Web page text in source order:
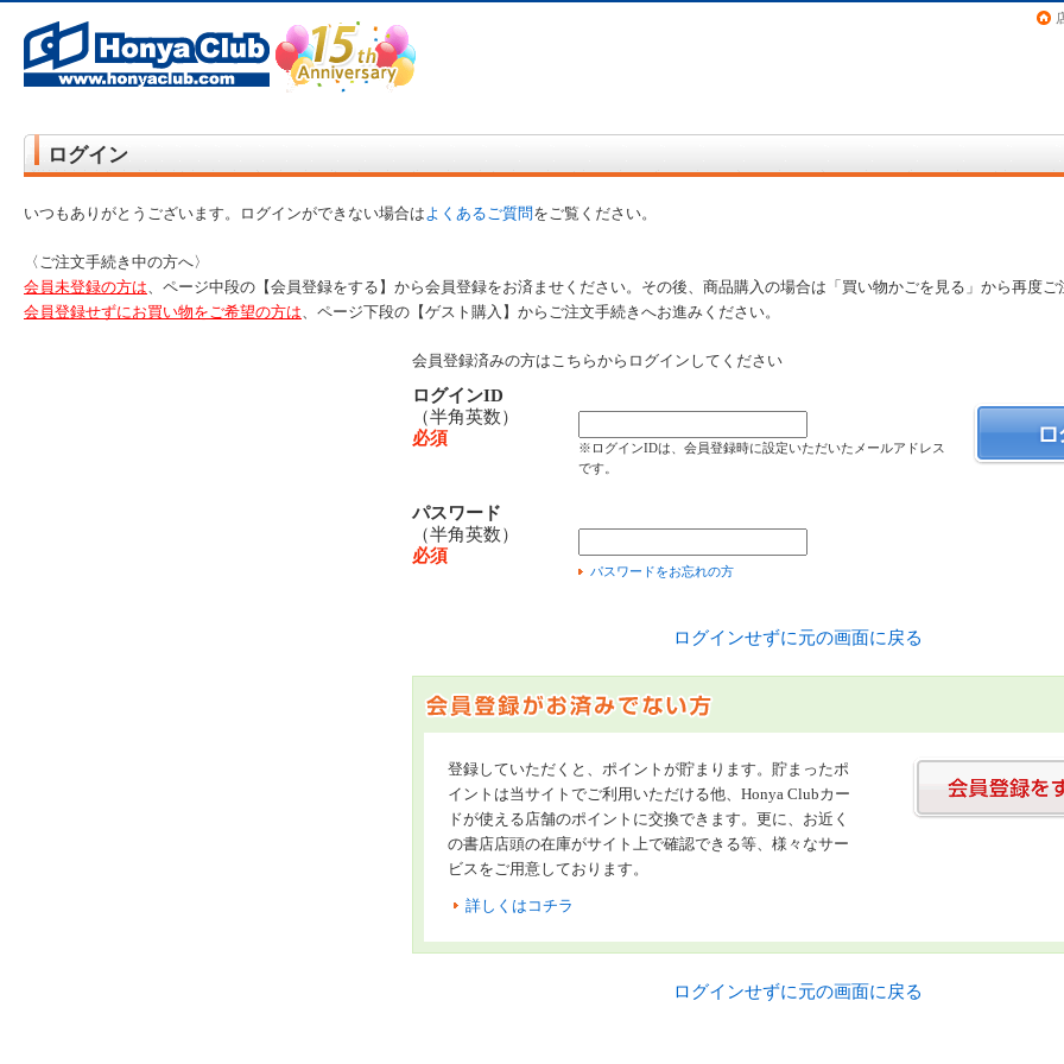
ログイン
いつもありがとうございます。ログインができない場合はよくあるご質問をご覧ください。
〈ご注文手続き中の方へ〉
会員未登録の方は、ページ中段の【会員登録をする】から会員登録をお済ませください。その後、商品購入の場合は「買い物かごを見る」から再度ご
会員登録せずにお買い物をご希望の方は、ページ下段の【ゲスト購入】からご注文手続きへお進みください。
会員登録済みの方はこちらからログインしてください
ログインID
（半角英数）
必須
※ログインIDは、会員登録時に設定いただいたメールアドレス
です。
パスワード
（半角英数）
必須
パスワードをお忘れの方
ログインせずに元の画面に戻る
登録していただくと、ポイントが貯まります。貯まったポ
イントは当サイトでご利用いただける他、Honya Clubカー
ドが使える店舗のポイントに交換できます。更に、お近く
の書店店頭の在庫がサイト上で確認できる等、様々なサー
ビスをご用意しております。
詳しくはコチラ
ログインせずに元の画面に戻る